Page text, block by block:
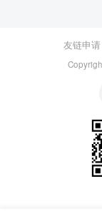
友链申请